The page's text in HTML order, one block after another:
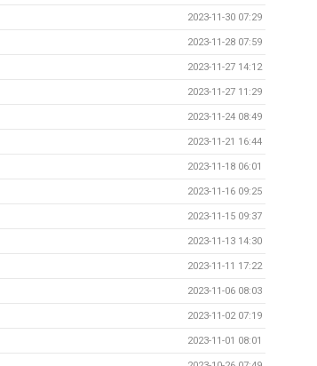
2023-11-30 07:29
2023-11-28 07:59
2023-11-27 14:12
2023-11-27 11:29
2023-11-24 08:49
2023-11-21 16:44
2023-11-18 06:01
2023-11-16 09:25
2023-11-15 09:37
2023-11-13 14:30
2023-11-11 17:22
2023-11-06 08:03
2023-11-02 07:19
2023-11-01 08:01